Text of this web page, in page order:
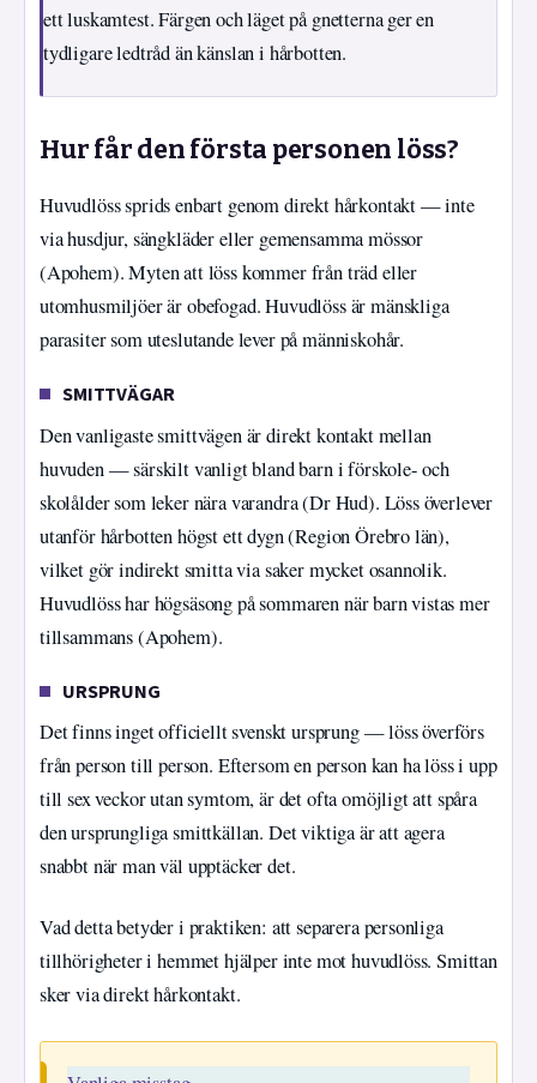
ett luskamtest. Färgen och läget på gnetterna ger en
tydligare ledtråd än känslan i hårbotten.
Hur får den första personen löss?
Huvudlöss sprids enbart genom direkt hårkontakt — inte
via husdjur, sängkläder eller gemensamma mössor
(Apohem). Myten att löss kommer från träd eller
utomhusmiljöer är obefogad. Huvudlöss är mänskliga
parasiter som uteslutande lever på människohår.
SMITTVÄGAR
Den vanligaste smittvägen är direkt kontakt mellan
huvuden — särskilt vanligt bland barn i förskole- och
skolålder som leker nära varandra (Dr Hud). Löss överlever
utanför hårbotten högst ett dygn (Region Örebro län),
vilket gör indirekt smitta via saker mycket osannolik.
Huvudlöss har högsäsong på sommaren när barn vistas mer
tillsammans (Apohem).
URSPRUNG
Det finns inget officiellt svenskt ursprung — löss överförs
från person till person. Eftersom en person kan ha löss i upp
till sex veckor utan symtom, är det ofta omöjligt att spåra
den ursprungliga smittkällan. Det viktiga är att agera
snabbt när man väl upptäcker det.
Vad detta betyder i praktiken: att separera personliga
tillhörigheter i hemmet hjälper inte mot huvudlöss. Smittan
sker via direkt hårkontakt.